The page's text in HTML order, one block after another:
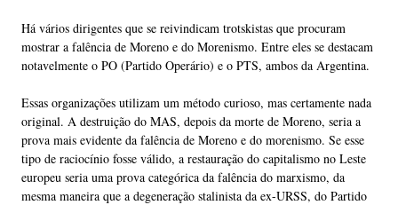
Há vários dirigentes que se reivindicam trotskistas que procuram
mostrar a falência de Moreno e do Morenismo. Entre eles se destacam
notavelmente o PO (Partido Operário) e o PTS, ambos da Argentina.
Essas organizações utilizam um método curioso, mas certamente nada
original. A destruição do MAS, depois da morte de Moreno, seria a
prova mais evidente da falência de Moreno e do morenismo. Se esse
tipo de raciocínio fosse válido, a restauração do capitalismo no Leste
europeu seria uma prova categórica da falência do marxismo, da
mesma maneira que a degeneração stalinista da ex-URSS, do Partido